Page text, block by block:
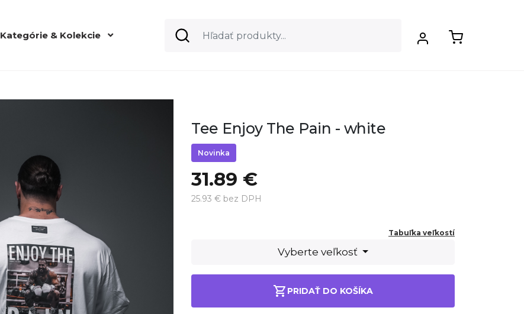
Kategórie & Kolekcie
Tee Enjoy The Pain - white
Novinka
31.89 €
25.93 € bez DPH
Tabuľka veľkostí
Vyberte veľkosť
PRIDAŤ DO KOŠÍKA